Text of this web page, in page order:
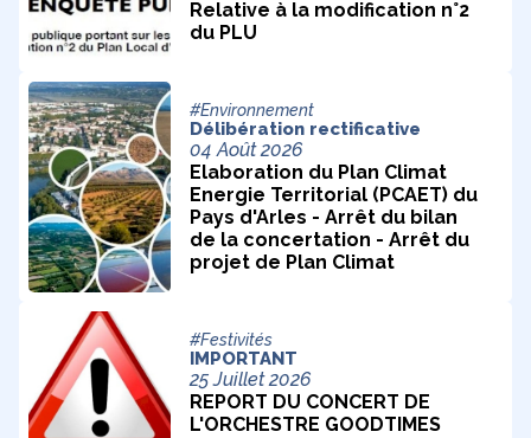
Relative à la modification n°2
du PLU
#Environnement
Délibération rectificative
04 Août 2026
Elaboration du Plan Climat
Energie Territorial (PCAET) du
Pays d'Arles - Arrêt du bilan
de la concertation - Arrêt du
projet de Plan Climat
#Festivités
IMPORTANT
25 Juillet 2026
REPORT DU CONCERT DE
L'ORCHESTRE GOODTIMES